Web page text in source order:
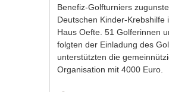
Benefiz-Golfturniers
Deutschen Kinder-Krebshilfe
Haus Oefte. 51 Golferinnen
folgten der Einladung des
unterstützten die
Organisation mit 4000 Euro.